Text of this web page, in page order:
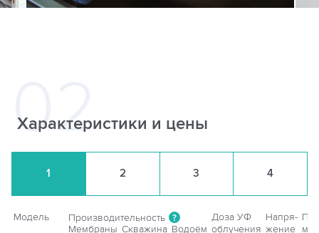
Характеристики и цены
1 2 3 4
Модель Производительность ? Доза УФ Напря-
Мембраны Скважина Водоём облучения жение